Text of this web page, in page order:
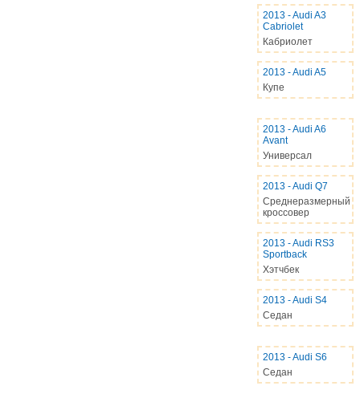
2013-Audi A3
Cabriolet
Кабриолет
2013-Audi A5
Купе
2013-Audi A6
Avant
Универсал
2013-Audi Q7
Среднеразмерный
кроссовер
2013-Audi RS3
Sportback
Хэтчбек
2013-Audi S4
Седан
2013-Audi S6
Седан